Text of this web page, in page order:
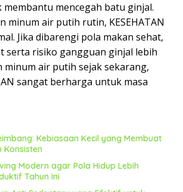
mencegah batu ginjal.
minum air putih rutin, KESEHATAN
Jika dibarengi pola makan sehat,
serta risiko gangguan ginjal lebih
minum air putih sejak sekarang,
sangat berharga untuk masa
Kebiasaan Kecil yang Membuat
Konsisten
Modern agar Pola Hidup Lebih
Tahun Ini